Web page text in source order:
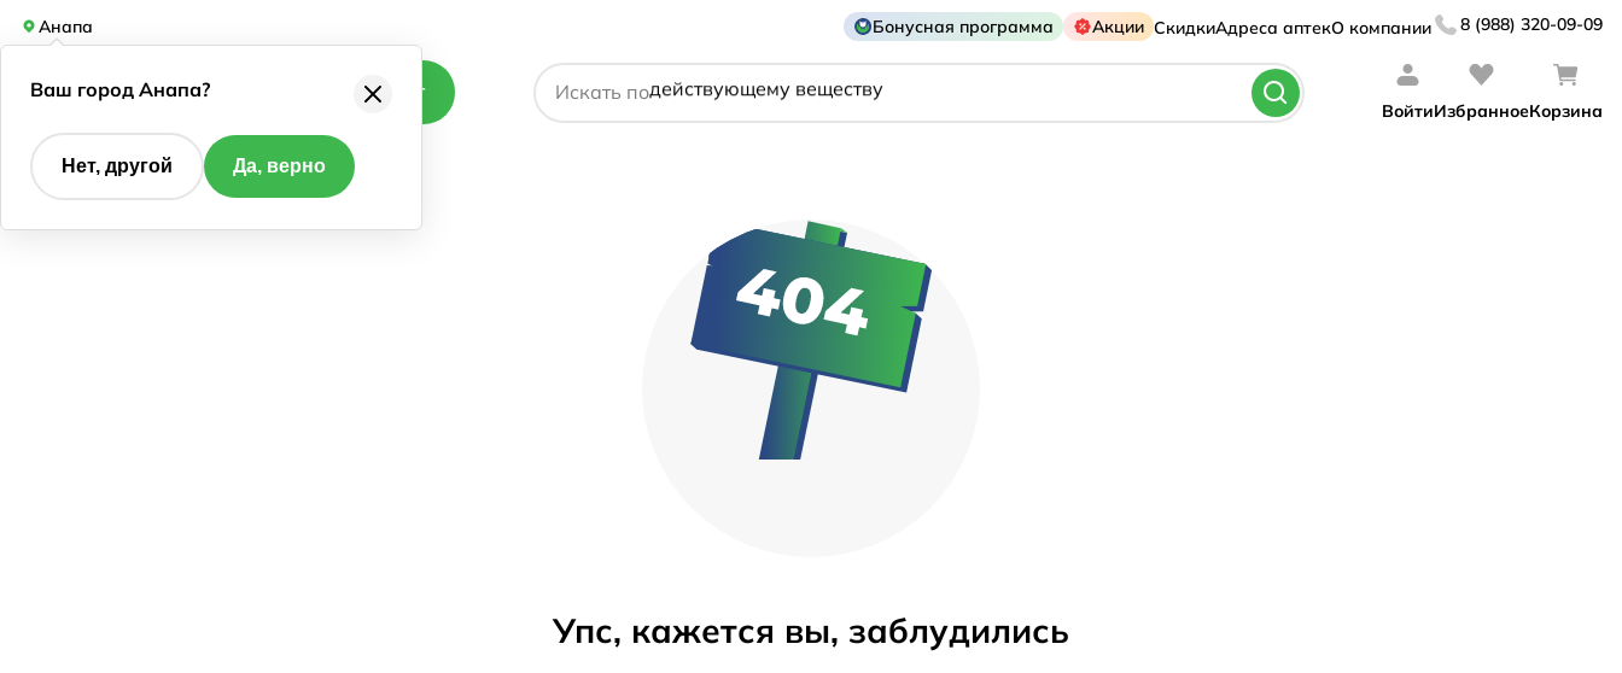
Анапа Бонусная программа Акции СкидкиАдреса аптекО компании 8 (988) 320-09-09
Каталог Искать попроизводителю
ВойтиИзбранноеКорзина
Упс, кажется вы, заблудились
Ваш город Анапа?
Нет, другой Да, верно